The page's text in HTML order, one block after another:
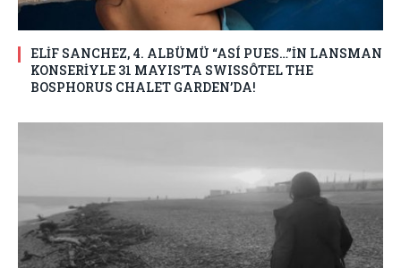
ELİF SANCHEZ, 4. ALBÜMÜ “ASÍ PUES…”İN LANSMAN
KONSERİYLE 31 MAYIS’TA SWISSÔTEL THE
BOSPHORUS CHALET GARDEN’DA!